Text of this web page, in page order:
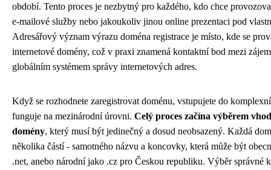
období. Tento proces je nezbytný pro každého, kdo chce
e-mailové služby nebo jakoukoliv jinou online prezentaci pod
Adresářový význam výrazu doména registrace je místo, kde se
internetové domény, což v praxi znamená kontaktní bod mezi
globálním systémem správy internetových adres.
Když se rozhodnete zaregistrovat doménu, vstupujete do
funguje na mezinárodní úrovni. Celý proces začína výběrem
domény, který musí být jedinečný a dosud neobsazený. Každá
několika částí - samotného názvu a koncovky, která může být
.net, anebo národní jako .cz pro Českou republiku. Výběr správné